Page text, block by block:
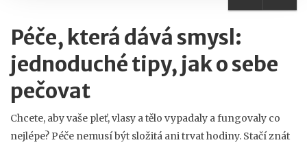
Péče, která dává smysl:
jednoduché tipy, jak o sebe
pečovat
Chcete, aby vaše pleť, vlasy a tělo vypadaly a fungovaly co
nejlépe? Péče nemusí být složitá ani trvat hodiny. Stačí znát